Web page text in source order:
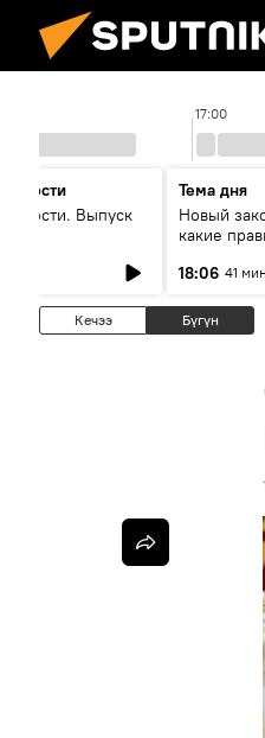
17:00
Выпуск
Тема дня
Новый
какие
18:06 41 мин
Кечээ Бүгүн